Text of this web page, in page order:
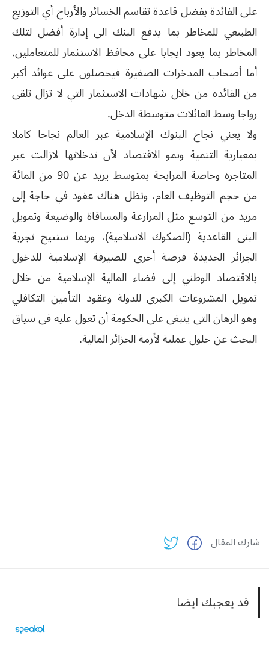
على الفائدة بفضل قاعدة تقاسم الخسائر والأرباح أي التوزيع
الطبيعي للمخاطر بما يدفع البنك الى إدارة أفضل لتلك
المخاطر بما يعود ايجابا على محافظ الاستثمار للمتعاملين.
أما أصحاب المدخرات الصغيرة فيحصلون على عوائد أكبر
من الفائدة من خلال شهادات الاستثمار التي لا تزال تلقى
رواجا وسط العائلات متوسطة الدخل.
ولا يعني نجاح البنوك الإسلامية عبر العالم نجاحا كاملا
بمعيارية التنمية ونمو الاقتصاد لأن تدخلاتها لازالت عبر
المتاجرة وخاصة المرابحة بمتوسط يزيد عن 90 من المائة
من حجم التوظيف العام، وتظل هناك عقود في حاجة إلى
مزيد من التوسع مثل المزارعة والمساقاة والوضيعة وتمويل
البنى القاعدية (الصكوك الاسلامية)، وربما ستتيح تجربة
الجزائر الجديدة فرصة أخرى للصيرفة الإسلامية للدخول
بالاقتصاد الوطني إلى فضاء المالية الإسلامية من خلال
تمويل المشروعات الكبرى للدولة وعقود التأمين التكافلي
وهو الرهان التي ينبغي على الحكومة أن تعول عليه في سياق
البحث عن حلول عملية لأزمة الجزائر المالية.
شارك المقال
قد يعجبك ايضا